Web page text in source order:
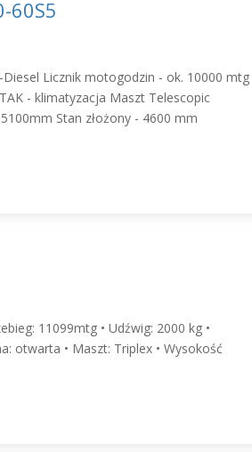
60S5
Licznik motogodzin - ok. 10000 mtg
- klimatyzacja Maszt Telescopic
Stan złożony - 4600 mm
11099mtg • Udźwig: 2000 kg •
otwarta • Maszt: Triplex • Wysokość